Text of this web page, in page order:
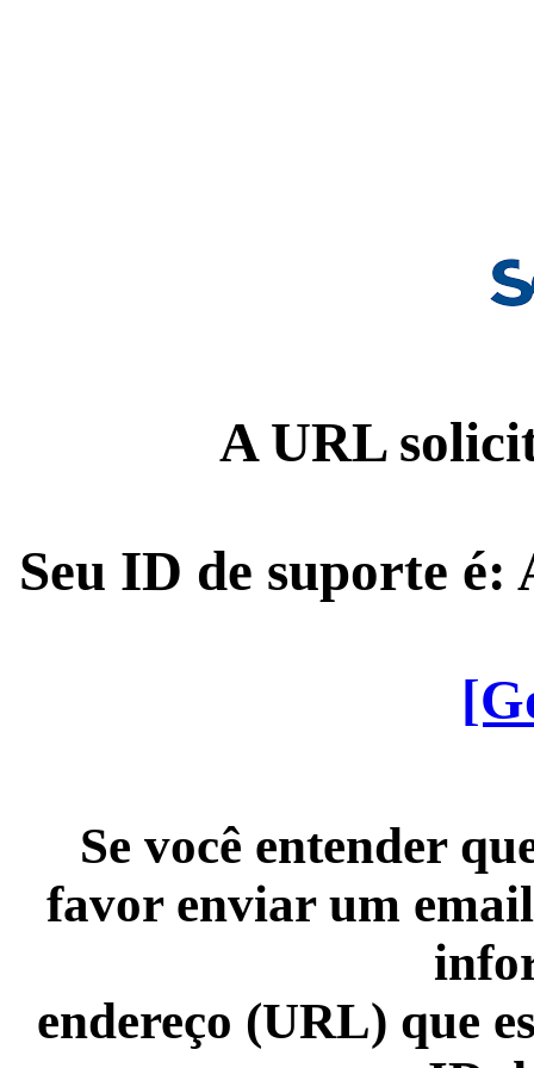
A URL
Seu ID de suporte é:
Se você entender
favor enviar um
endereço (URL) que